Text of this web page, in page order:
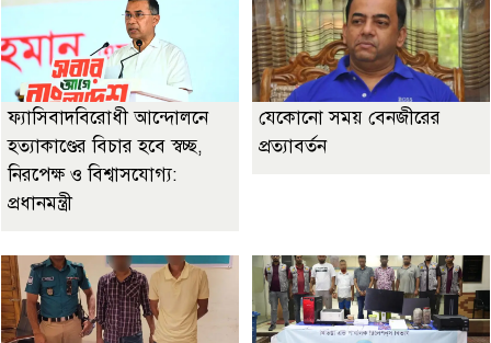
ফ্যাসিবাদবিরোধী আন্দোলনে
হত্যাকাণ্ডের বিচার হবে স্বচ্ছ,
নিরপেক্ষ ও বিশ্বাসযোগ্য:
প্রধানমন্ত্রী
যেকোনো সময় বেনজীরের
প্রত্যাবর্তন